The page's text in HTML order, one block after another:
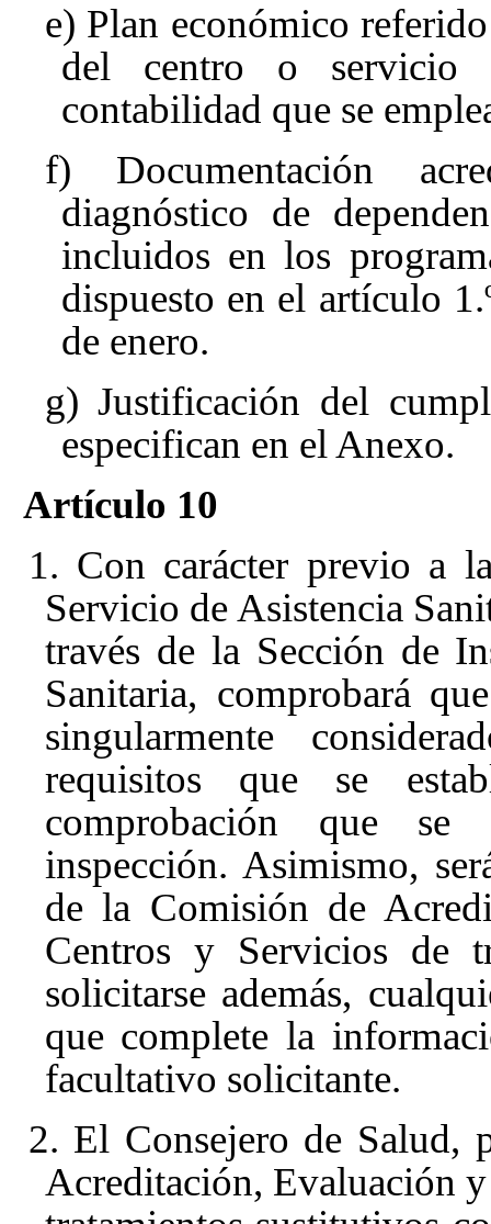
e) Plan económico
del centro o servicio
contabilidad que se
f) Documentación
diagnóstico de
incluidos en los
dispuesto en el artículo
de enero.
g) Justificación del
especifican en el Anexo.
Artículo 10
1. Con carácter previo a
Servicio de Asistencia
través de la Sección de
Sanitaria, comprobará
singularmente
requisitos que se
comprobación que se
inspección. Asimismo,
de la Comisión de
Centros y Servicios de
solicitarse además,
que complete la
facultativo solicitante.
2. El Consejero de Salud,
Acreditación, Evaluación